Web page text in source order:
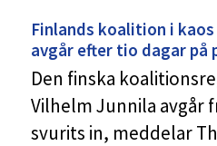
Finlands koalition i
avgår efter tio dagar på
Den finska
Vilhelm Junnila avgår
svurits in, meddelar